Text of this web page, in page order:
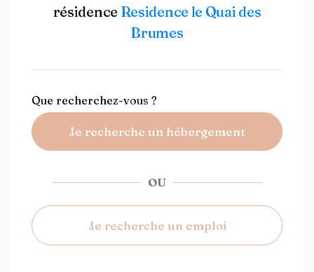
résidence Residence le Quai des
Brumes
Que recherchez-vous ?
Je recherche un hébergement
OU
Je recherche un emploi